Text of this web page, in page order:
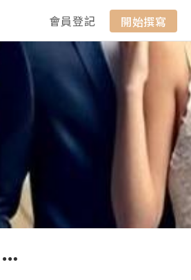
會員登記 開始撰寫